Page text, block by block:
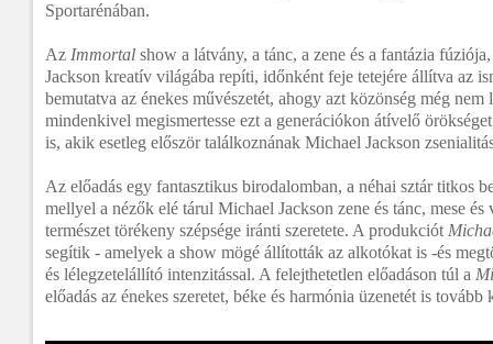
Sportarénában.
Az Immortal show a látvány, a tánc, a zene és a fantázia
Jackson kreatív világába repíti, időnként feje tetejére állítva az
bemutatva az énekes művészetét, ahogy azt közönség még
mindenkivel megismertesse ezt a generációkon átívelő
is, akik esetleg először találkoznának Michael Jackson
Az előadás egy fantasztikus birodalomban, a néhai sztár titkos
mellyel a nézők elé tárul Michael Jackson zene és tánc, mese és
természet törékeny szépsége iránti szeretete. A produkciót
segítik - amelyek a show mögé állították az alkotókat is -és
és lélegzetelállító intenzitással. A felejthetetlen előadáson túl a
előadás az énekes szeretet, béke és harmónia üzenetét is tovább